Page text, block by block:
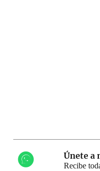
Únete a
Recibe